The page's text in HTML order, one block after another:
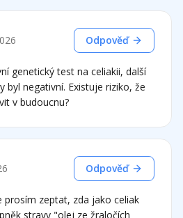
Odpověď
genetický test na celiakii, další
byl negativní. Existuje riziko, že
v budoucnu?
Odpověď
zeptat, zda jako celiak
stravy "olej ze žraločích